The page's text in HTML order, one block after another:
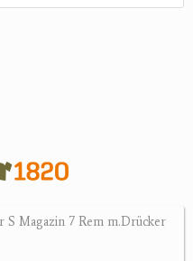
S Magazin 7 Rem m.Drücker